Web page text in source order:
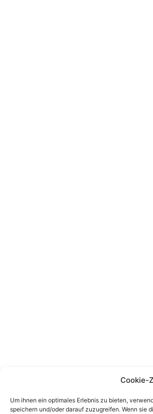
Cookie-
Um ihnen ein optimales Erlebnis zu bieten,
speichern und/oder darauf zuzugreifen. Wenn sie